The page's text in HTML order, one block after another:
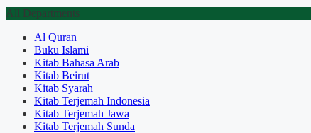
All Departments
Al Quran
Buku Islami
Kitab Bahasa Arab
Kitab Beirut
Kitab Syarah
Kitab Terjemah Indonesia
Kitab Terjemah Jawa
Kitab Terjemah Sunda